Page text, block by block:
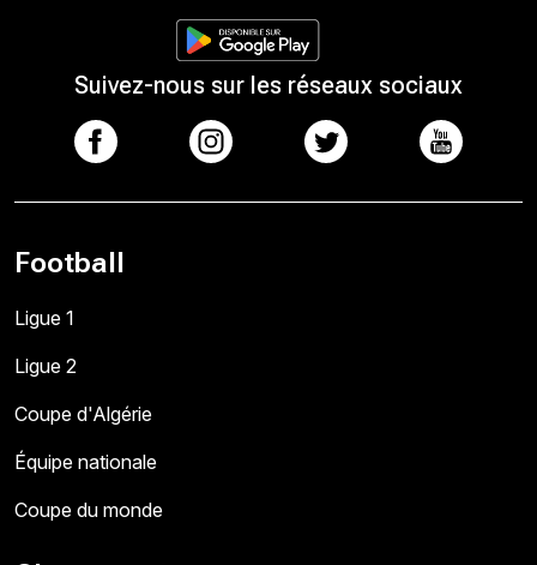
Suivez-nous sur les réseaux sociaux
Football
Ligue 1
Ligue 2
Coupe d'Algérie
Équipe nationale
Coupe du monde